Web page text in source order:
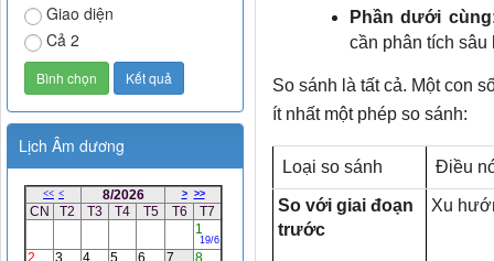
Phần dưới cùng
cần phân tích sâu
So sánh là tất cả. Một con
ít nhất một phép so sánh:
Loại so sánh Điều
So với giai đoạn
trước
Xu
Giao diện
Cả 2
Lịch Âm dương